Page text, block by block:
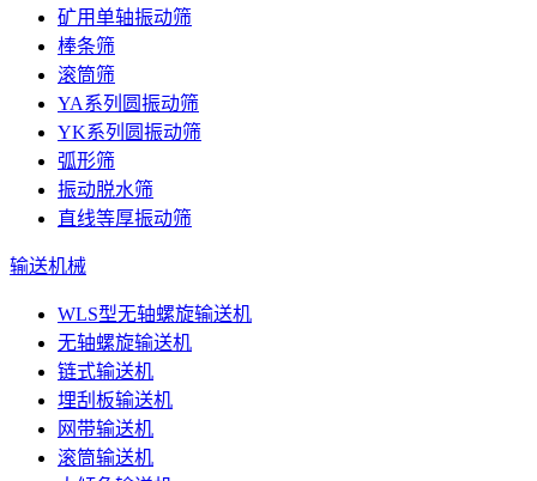
矿用单轴振动筛
棒条筛
滚筒筛
YA系列圆振动筛
YK系列圆振动筛
弧形筛
振动脱水筛
直线等厚振动筛
输送机械
WLS型无轴螺旋输送机
无轴螺旋输送机
链式输送机
埋刮板输送机
网带输送机
滚筒输送机